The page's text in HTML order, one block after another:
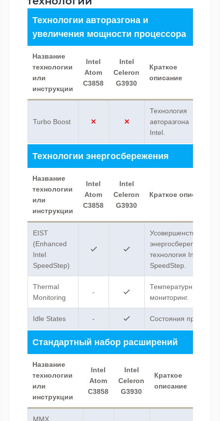
Технологии авторазгона и
увеличения мощности процессора
Название
технологии
или
инструкции
Intel
Atom
C3858
Intel
Celeron
G3930
Краткое
описание
Turbo Boost
Технология
авторазгона
Intel.
Технологии энергосбережения
Название
технологии
или
инструкции
Intel
Atom
C3858
Intel
Celeron
G3930
Краткое описание
EIST
(Enhanced
Intel
SpeedStep)
энергосберегающая
технология Intel
SpeedStep.
Thermal
Monitoring
-
Температурный
мониторинг.
Idle States - Состояния простоя.
Стандартный набор расширений
Название
технологии
или
инструкции
Intel
Atom
C3858
Intel
Celeron
G3930
Краткое
описание
MMX